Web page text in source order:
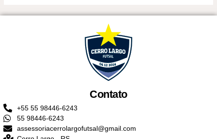
Contato
+55 55 98446-6243
55 98446-6243
assessoriacerrolargofutsal@gmail.com